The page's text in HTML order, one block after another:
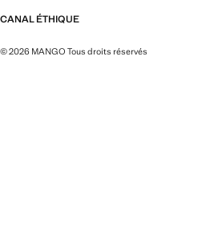
CANAL ÉTHIQUE
© 2026 MANGO Tous droits réservés